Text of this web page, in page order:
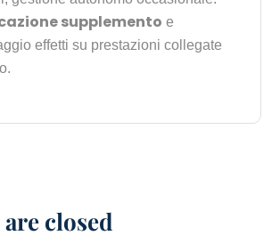
supplemento e
effetti su prestazioni collegate
closed